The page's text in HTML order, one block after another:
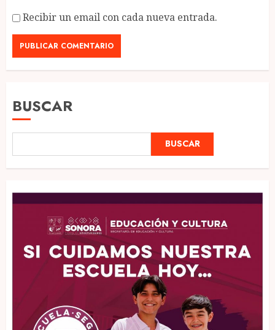
Recibir un email con cada nueva entrada.
BUSCAR
BUSCAR